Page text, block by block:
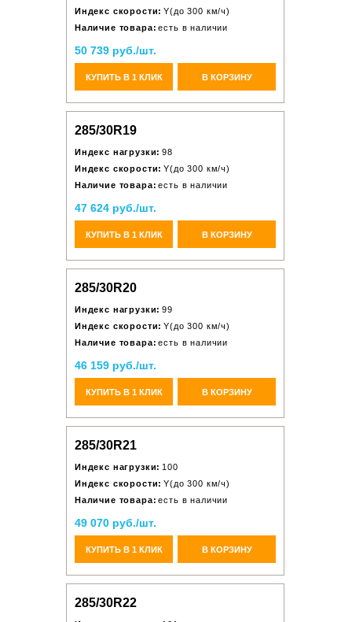
Индекс скорости: Y(до 300 км/ч)
Наличие товара: есть в наличии
50 739 руб./шт.
КУПИТЬ В 1 КЛИК В КОРЗИНУ
285/30R19
Индекс нагрузки: 98
Индекс скорости: Y(до 300 км/ч)
Наличие товара: есть в наличии
47 624 руб./шт.
КУПИТЬ В 1 КЛИК В КОРЗИНУ
285/30R20
Индекс нагрузки: 99
Индекс скорости: Y(до 300 км/ч)
Наличие товара: есть в наличии
46 159 руб./шт.
КУПИТЬ В 1 КЛИК В КОРЗИНУ
285/30R21
Индекс нагрузки: 100
Индекс скорости: Y(до 300 км/ч)
Наличие товара: есть в наличии
49 070 руб./шт.
КУПИТЬ В 1 КЛИК В КОРЗИНУ
285/30R22